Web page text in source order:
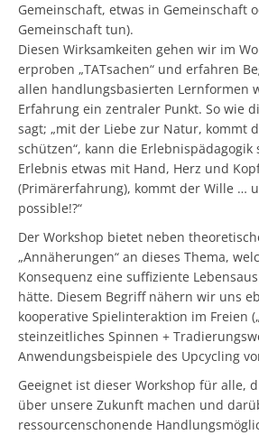
Gemeinschaft, etwas in Gemeinschaft
Gemeinschaft tun).
Diesen Wirksamkeiten gehen wir im
erproben „TATsachen“ und erfahren
allen handlungsbasierten Lernformen
Erfahrung ein zentraler Punkt. So wie
sagt; „mit der Liebe zur Natur, kommt
schützen“, kann die Erlebnispädagogik
Erlebnis etwas mit Hand, Herz und
(Primärerfahrung), kommt der Wille …
possible!?“
Der Workshop bietet neben
„Annäherungen“ an dieses Thema,
Konsequenz eine suffiziente
hätte. Diesem Begriff nähern wir uns
kooperative Spielinteraktion im Freien
steinzeitliches Spinnen +
Anwendungsbeispiele des Upcycling
Geeignet ist dieser Workshop für alle,
über unsere Zukunft machen und
ressourcenschonende